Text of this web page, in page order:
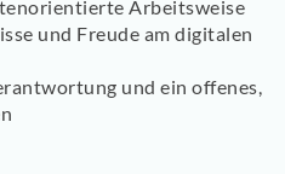
Arbeitsweise
und Freude am digitalen
und ein offenes,